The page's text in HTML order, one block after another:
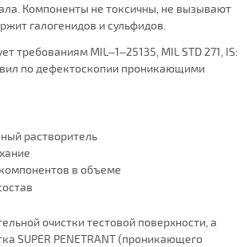
Компоненты не токсичны, не вызывают
галогенидов и сульфидов.
требованиям MIL–1–25135, MIL STD 271, IS:
по дефектоскопии проникающими
растворитель
в объеме
очистки тестовой поверхности, а
SUPER PENETRANT (проникающего